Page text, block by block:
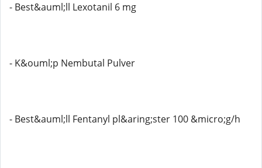
- Best&auml;ll Lexotanil 6 mg
- K&ouml;p Nembutal Pulver
- Best&auml;ll Fentanyl pl&aring;ster 100 &micro;g/h